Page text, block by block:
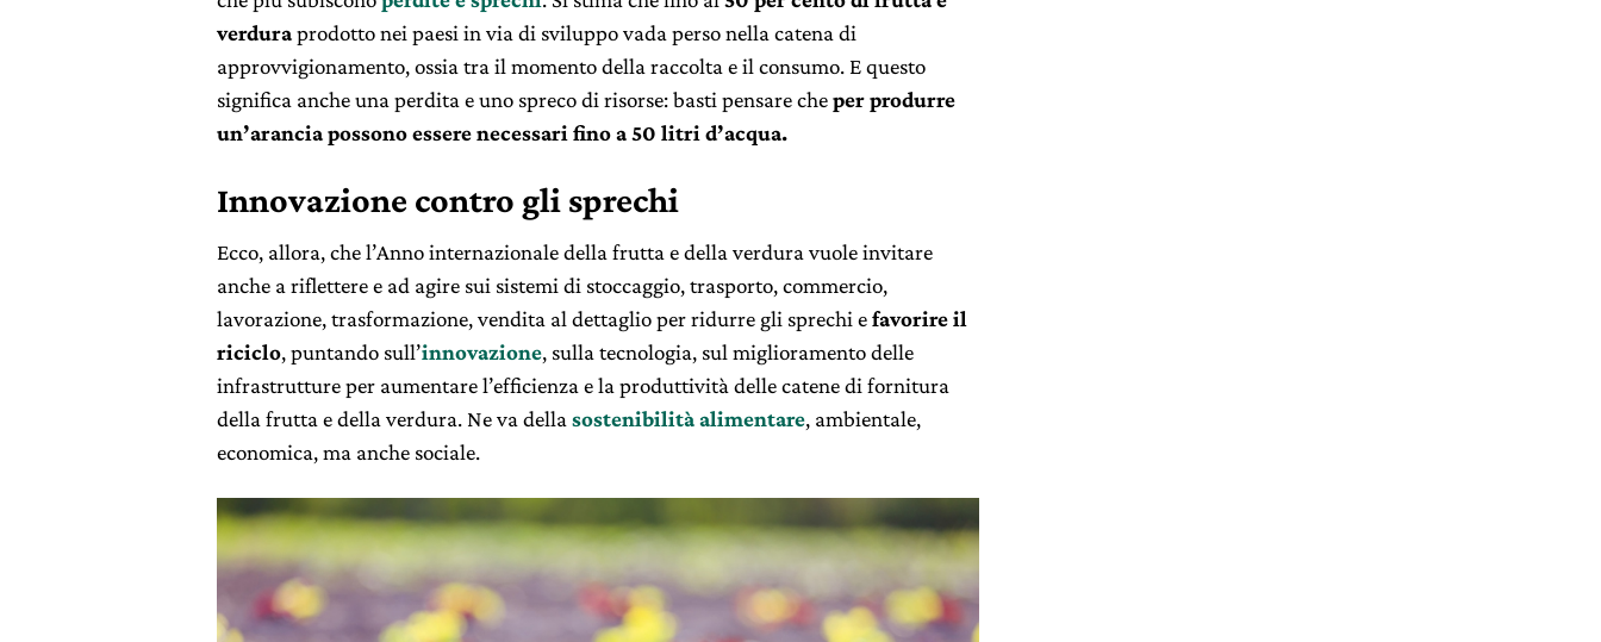
verduraprodotto nei paesi in via di sviluppo vada perso nella catena di
approvvigionamento, ossia tra il momento della raccolta e il consumo. E questo
significa anche una perdita e uno spreco di risorse: basti pensare cheper produrre
un’arancia possono essere necessari fino a 50 litri d’acqua.
Innovazione contro gli sprechi
Ecco, allora, che l’Anno internazionale della frutta e della verdura vuole invitare
anche a riflettere e ad agire sui sistemi di stoccaggio, trasporto, commercio,
lavorazione, trasformazione, vendita al dettaglio per ridurre gli sprechi efavorire il
riciclo, puntando sull’innovazione, sulla tecnologia, sul miglioramento delle
infrastrutture per aumentare l’efficienza e la produttività delle catene di fornitura
della frutta e della verdura. Ne va della sostenibilità alimentare, ambientale,
economica, ma anche sociale.